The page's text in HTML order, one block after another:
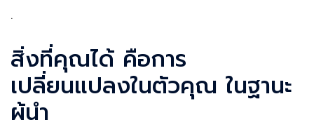
.
สิ่งที่คุณได้ คือการ
เปลี่ยนแปลงในตัวคุณ ในฐานะ
ผู้นำ